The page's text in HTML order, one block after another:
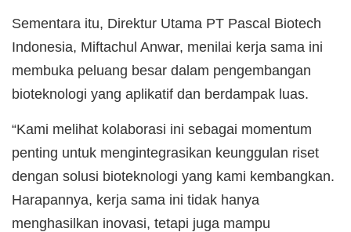
Sementara itu, Direktur Utama PT Pascal Biotech
Indonesia, Miftachul Anwar, menilai kerja sama ini
membuka peluang besar dalam pengembangan
bioteknologi yang aplikatif dan berdampak luas.
“Kami melihat kolaborasi ini sebagai momentum
penting untuk mengintegrasikan keunggulan riset
dengan solusi bioteknologi yang kami kembangkan.
Harapannya, kerja sama ini tidak hanya
menghasilkan inovasi, tetapi juga mampu